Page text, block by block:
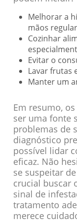
Melhorar a
mãos
Cozinhar
Evitar o
Lavar frutas
Manter um
Em resumo,
ser uma fonte
problemas de
diagnóstico
possível lidar
eficaz. Não
se suspeitar
crucial buscar
sinal de
tratamento
merece